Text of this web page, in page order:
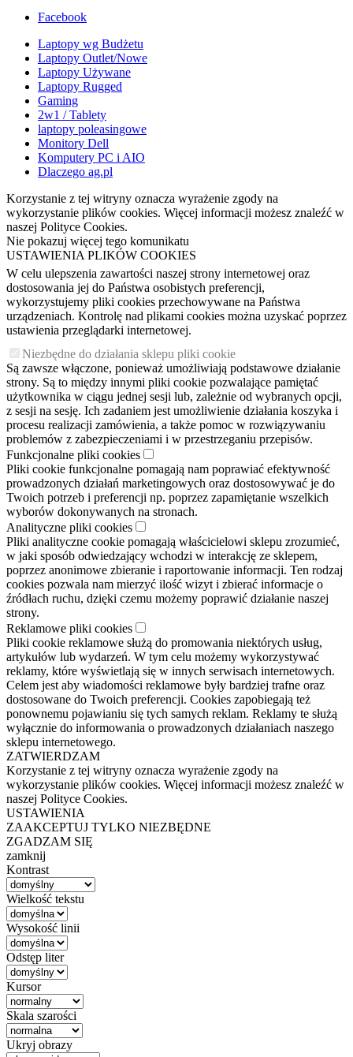
Facebook
Laptopy wg Budżetu
Laptopy Outlet/Nowe
Laptopy Używane
Laptopy Rugged
Gaming
2w1 / Tablety
laptopy poleasingowe
Monitory Dell
Komputery PC i AIO
Dlaczego ag.pl
Korzystanie z tej witryny oznacza wyrażenie zgody na
wykorzystanie plików cookies. Więcej informacji możesz znaleźć w
naszej Polityce Cookies.
Nie pokazuj więcej tego komunikatu
USTAWIENIA PLIKÓW COOKIES
W celu ulepszenia zawartości naszej strony internetowej oraz
dostosowania jej do Państwa osobistych preferencji,
wykorzystujemy pliki cookies przechowywane na Państwa
urządzeniach. Kontrolę nad plikami cookies można uzyskać poprzez
ustawienia przeglądarki internetowej.
Niezbędne do działania sklepu pliki cookie
Są zawsze włączone, ponieważ umożliwiają podstawowe działanie
strony. Są to między innymi pliki cookie pozwalające pamiętać
użytkownika w ciągu jednej sesji lub, zależnie od wybranych opcji,
z sesji na sesję. Ich zadaniem jest umożliwienie działania koszyka i
procesu realizacji zamówienia, a także pomoc w rozwiązywaniu
problemów z zabezpieczeniami i w przestrzeganiu przepisów.
Funkcjonalne pliki cookies
Pliki cookie funkcjonalne pomagają nam poprawiać efektywność
prowadzonych działań marketingowych oraz dostosowywać je do
Twoich potrzeb i preferencji np. poprzez zapamiętanie wszelkich
wyborów dokonywanych na stronach.
Analityczne pliki cookies
Pliki analityczne cookie pomagają właścicielowi sklepu zrozumieć,
w jaki sposób odwiedzający wchodzi w interakcję ze sklepem,
poprzez anonimowe zbieranie i raportowanie informacji. Ten rodzaj
cookies pozwala nam mierzyć ilość wizyt i zbierać informacje o
źródłach ruchu, dzięki czemu możemy poprawić działanie naszej
strony.
Reklamowe pliki cookies
Pliki cookie reklamowe służą do promowania niektórych usług,
artykułów lub wydarzeń. W tym celu możemy wykorzystywać
reklamy, które wyświetlają się w innych serwisach internetowych.
Celem jest aby wiadomości reklamowe były bardziej trafne oraz
dostosowane do Twoich preferencji. Cookies zapobiegają też
ponownemu pojawianiu się tych samych reklam. Reklamy te służą
wyłącznie do informowania o prowadzonych działaniach naszego
sklepu internetowego.
ZATWIERDZAM
Korzystanie z tej witryny oznacza wyrażenie zgody na
wykorzystanie plików cookies. Więcej informacji możesz znaleźć w
naszej Polityce Cookies.
USTAWIENIA
ZAAKCEPTUJ TYLKO NIEZBĘDNE
ZGADZAM SIĘ
zamknij
Kontrast
Wielkość tekstu
Wysokość linii
Odstęp liter
Kursor
Skala szarości
Ukryj obrazy